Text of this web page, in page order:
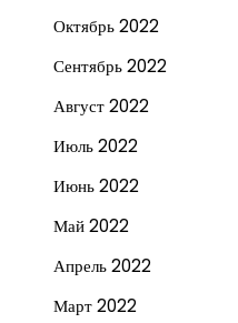
Октябрь 2022
Сентябрь 2022
Август 2022
Июль 2022
Июнь 2022
Май 2022
Апрель 2022
Март 2022